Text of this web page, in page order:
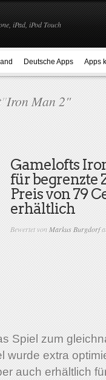
iPad, iPod Touch
Deutsche Apps Apps
"Iron Man 2"
Gamelofts
für begrenzte
Preis von 79
erhältlich
Bewertet vonMarkus Burgdorf
Spiel zum
wurde extra
auch erhältlich